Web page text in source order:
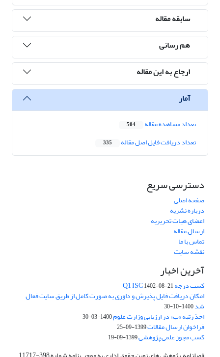
سابقه مقاله
هم رسانی
ارجاع به این مقاله
آمار
تعداد مشاهده مقاله 504
تعداد دریافت فایل اصل مقاله 335
دسترسی سریع
صفحه اصلی
درباره نشریه
اعضای هیات تحریریه
ارسال مقاله
تماس با ما
نقشه سایت
آخرین اخبار
کسب درجه Q1 ISC1402-08-21
امکان دریافت فایل پذیرش و داوری به صورت کامل از طریق سایت فعال
شد1400-10-30
اخذ رتبه «ب» در ارزیابی وزارت علوم1400-03-30
فراخوان ارسال مقالات1399-09-25
کسب مجوز علمی پژوهشی1399-09-19